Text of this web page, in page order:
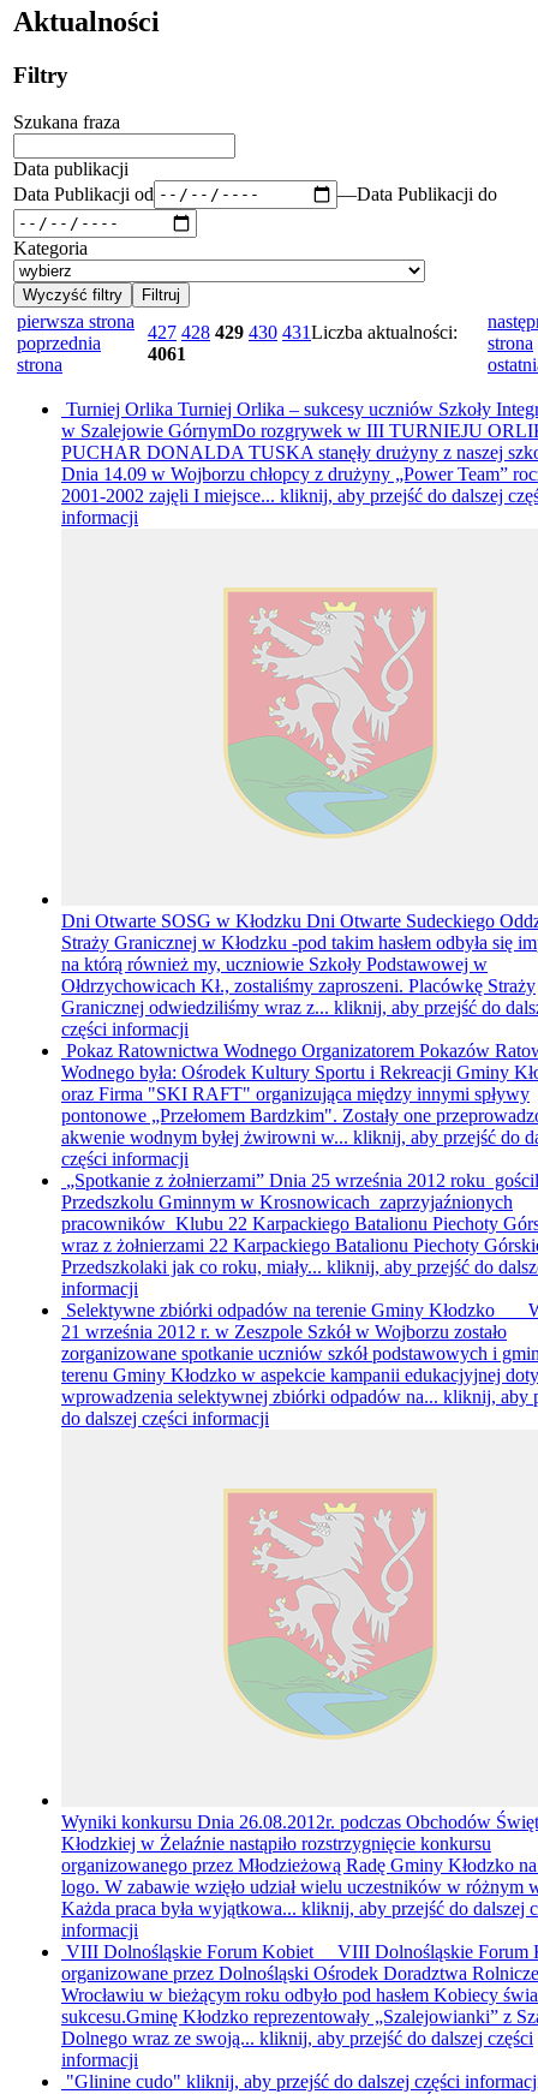
Aktualności
Filtry
Szukana fraza
Data publikacji
Data Publikacji od
—Data Publikacji do
Kategoria
pierwsza strona
poprzednia
strona
427 428 429 430 431Liczba aktualności:
4061
strona
Turniej Orlika Turniej Orlika – sukcesy uczniów Szkoły
w Szalejowie GórnymDo rozgrywek w III TURNIEJU
PUCHAR DONALDA TUSKA stanęły drużyny z naszej
Dnia 14.09 w Wojborzu chłopcy z drużyny „Power Team”
2001-2002 zajęli I miejsce... kliknij, aby przejść do dalszej
informacji
Dni Otwarte SOSG w Kłodzku Dni Otwarte Sudeckiego
Straży Granicznej w Kłodzku -pod takim hasłem odbyła się
na którą również my, uczniowie Szkoły Podstawowej w
Ołdrzychowicach Kł., zostaliśmy zaproszeni. Placówkę Straży
Granicznej odwiedziliśmy wraz z... kliknij, aby przejść do
części informacji
Pokaz Ratownictwa Wodnego Organizatorem Pokazów
Wodnego była: Ośrodek Kultury Sportu i Rekreacji Gminy
oraz Firma "SKI RAFT" organizująca między innymi spływy
pontonowe „Przełomem Bardzkim". Zostały one
akwenie wodnym byłej żwirowni w... kliknij, aby przejść do
części informacji
„Spotkanie z żołnierzami” Dnia 25 września 2012 roku
Przedszkolu Gminnym w Krosnowicach zaprzyjaźnionych
pracowników Klubu 22 Karpackiego Batalionu Piechoty
wraz z żołnierzami 22 Karpackiego Batalionu Piechoty
Przedszkolaki jak co roku, miały... kliknij, aby przejść do
informacji
Selektywne zbiórki odpadów na terenie Gminy Kłodzko
W
21 września 2012 r. w Zeszpole Szkół w Wojborzu zostało
zorganizowane spotkanie uczniów szkół podstawowych i
terenu Gminy Kłodzko w aspekcie kampanii edukacjyjnej
wprowadzenia selektywnej zbiórki odpadów na... kliknij, aby
do dalszej części informacji
Wyniki konkursu Dnia 26.08.2012r. podczas Obchodów
Kłodzkiej w Żelaźnie nastąpiło rozstrzygnięcie konkursu
organizowanego przez Młodzieżową Radę Gminy Kłodzko
logo. W zabawie wzięło udział wielu uczestników w różnym
Każda praca była wyjątkowa... kliknij, aby przejść do dalszej
informacji
VIII Dolnośląskie Forum Kobiet
VIII Dolnośląskie Forum
organizowane przez Dolnośląski Ośrodek Doradztwa
Wrocławiu w bieżącym roku odbyło pod hasłem Kobiecy
sukcesu.Gminę Kłodzko reprezentowały „Szalejowianki” z
Dolnego wraz ze swoją... kliknij, aby przejść do dalszej części
informacji
"Glinine cudo" kliknij, aby przejść do dalszej części